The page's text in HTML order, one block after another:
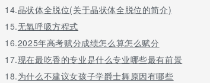
电子与信息技术 (中专)三年40
计算机应用计算机应用与维修 (中技)三年80
计算机动漫制作 (中专)三年80
建筑(水利)工程建筑工程施工 (中专)三年80
14.晶状体全脱位(关于晶状体全脱位的简介)
15.无氧呼吸方程式
16.2025年高考赋分成绩怎么算怎么赋分
17.现在最吃香的专业是什么专业哪些最有前景
18.为什么不建议女孩子学爵士舞原因有哪些